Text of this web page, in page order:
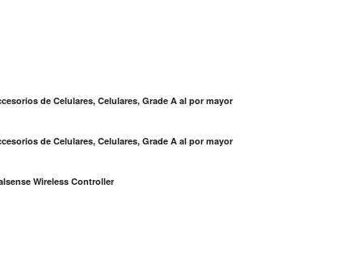
de Celulares, Celulares, Grade A al por mayor
de Celulares, Celulares, Grade A al por mayor
Wireless Controller